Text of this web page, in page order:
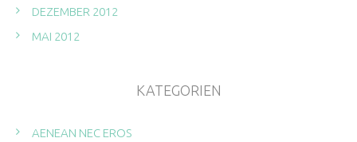
DEZEMBER 2012
MAI 2012
KATEGORIEN
AENEAN NEC EROS